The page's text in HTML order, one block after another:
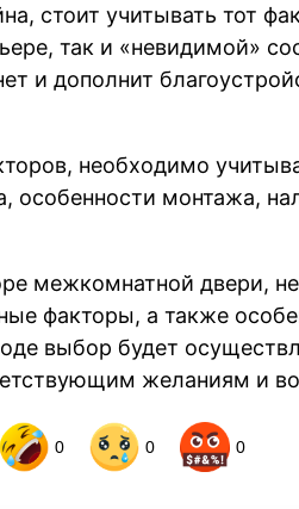
стоит учитывать тот
так и «невидимой»
и дополнит
необходимо
особенности монтажа,
межкомнатной двери,
факторы, а также
выбор будет
желаниям и
0 0 0